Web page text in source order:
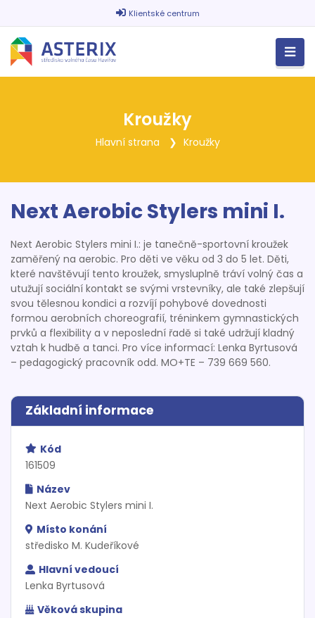
Klientské centrum
Kroužky
Hlavní strana Kroužky
Next Aerobic Stylers mini I.
Next Aerobic Stylers mini I.: je tanečně-sportovní kroužek
zaměřený na aerobic. Pro děti ve věku od 3 do 5 let. Děti,
které navštěvují tento kroužek, smysluplně tráví volný čas a
utužují sociální kontakt se svými vrstevníky, ale také zlepšují
svou tělesnou kondici a rozvíjí pohybové dovednosti
formou aerobních choreografií, tréninkem gymnastických
prvků a flexibility a v neposlední řadě si také udržují kladný
vztah k hudbě a tanci. Pro více informací: Lenka Byrtusová
– pedagogický pracovník odd. MO+TE – 739 669 560.
Základní informace
Kód
161509
Název
Next Aerobic Stylers mini I.
Místo konání
středisko M. Kudeříkové
Hlavní vedoucí
Lenka Byrtusová
Věková skupina